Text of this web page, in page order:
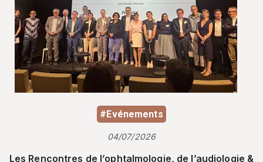
#Evénements
04/07/2026
Les Rencontres de l’ophtalmologie, de l’audiologie &